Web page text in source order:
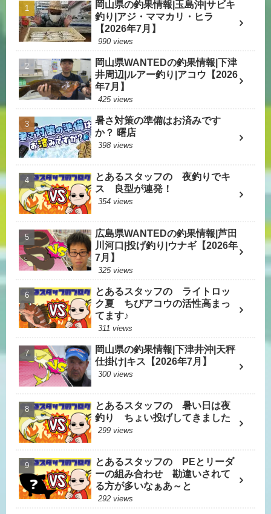
岡山県の釣果情報|玉島沖|サビキ
釣り|アジ・ママカリ・ヒラ
【2026年7月】
990 views
岡山県WANTEDの釣果情報|下津
井周辺|ルアー釣り|アコウ【2026
年7月】
425 views
暑さ対策の準備はお済みです
か？ 曙店
398 views
とあるスタッフの 夜釣りでキ
ス 良型が連発！
354 views
広島県WANTEDの釣果情報|芦田
川河口|投げ釣り|ウナギ【2026年
7月】
325 views
とあるスタッフの ライトロッ
ク夏 ちびアコウの活性高まっ
てます♪
311 views
岡山県の釣果情報|下津井沖|天秤
仕掛け|キス【2026年7月】
300 views
とあるスタッフの 暑い日は夜
釣り ちょい投げしてきました
299 views
とあるスタッフの PEとリーダ
ーの組み合わせ 勘違いされて
る方が多いなぁあ～と
292 views